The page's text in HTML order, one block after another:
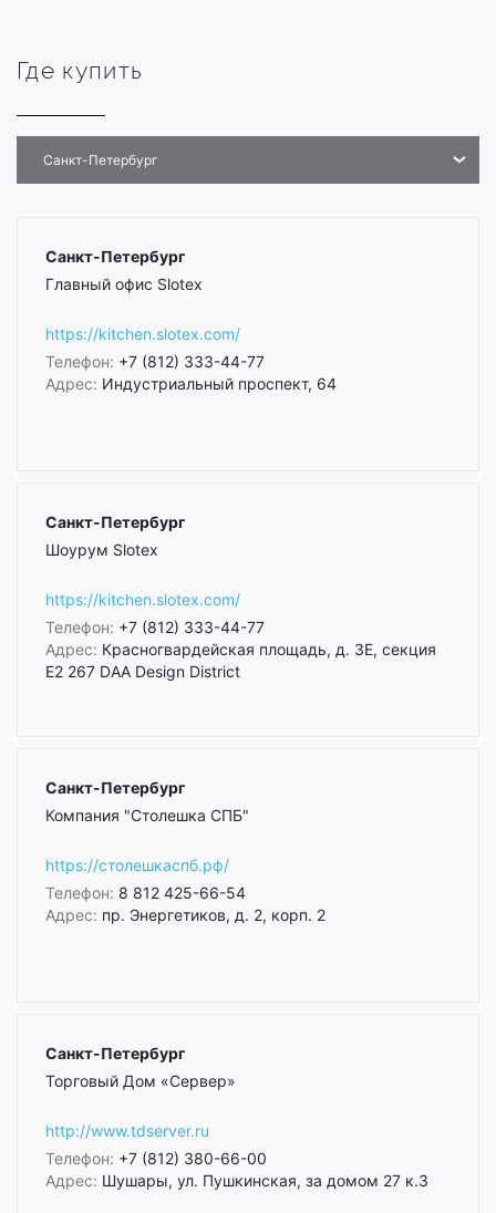
Где купить
Санкт-Петербург
Санкт-Петербург
Главный офис Slotex
https://kitchen.slotex.com/
Телефон: +7 (812) 333-44-77
Адрес: Индустриальный проспект, 64
Санкт-Петербург
Шоурум Slotex
https://kitchen.slotex.com/
Телефон: +7 (812) 333-44-77
Адрес: Красногвардейская площадь, д. 3Е, секция
Е2 267 DAA Design District
Санкт-Петербург
Компания "Столешка СПБ"
https://столешкаспб.рф/
Телефон: 8 812 425-66-54
Адрес: пр. Энергетиков, д. 2, корп. 2
Санкт-Петербург
Торговый Дом «Сервер»
http://www.tdserver.ru
Телефон: +7 (812) 380-66-00
Адрес: Шушары, ул. Пушкинская, за домом 27 к.3